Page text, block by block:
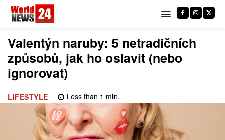
Valentýn naruby: 5 netradičních
způsobů, jak ho oslavit (nebo
ignorovat)
LIFESTYLE Less than 1 min.